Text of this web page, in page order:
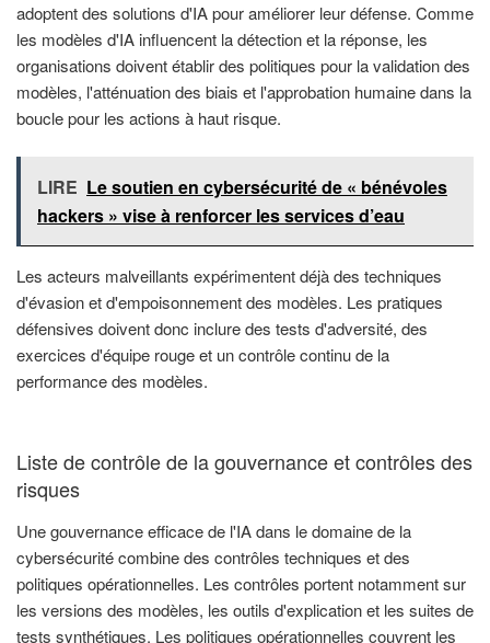
adoptent des solutions d'IA pour améliorer leur défense. Comme
les modèles d'IA influencent la détection et la réponse, les
organisations doivent établir des politiques pour la validation des
modèles, l'atténuation des biais et l'approbation humaine dans la
boucle pour les actions à haut risque.
LIRE Le soutien en cybersécurité de « bénévoles
hackers » vise à renforcer les services d’eau
Les acteurs malveillants expérimentent déjà des techniques
d'évasion et d'empoisonnement des modèles. Les pratiques
défensives doivent donc inclure des tests d'adversité, des
exercices d'équipe rouge et un contrôle continu de la
performance des modèles.
Liste de contrôle de la gouvernance et contrôles des
risques
Une gouvernance efficace de l'IA dans le domaine de la
cybersécurité combine des contrôles techniques et des
politiques opérationnelles. Les contrôles portent notamment sur
les versions des modèles, les outils d'explication et les suites de
tests synthétiques. Les politiques opérationnelles couvrent les